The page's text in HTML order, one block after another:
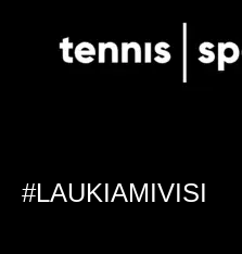
#LAUKIAMIVISI